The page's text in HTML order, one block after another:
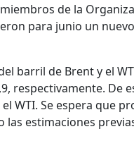
de la
para junio un
barril de Brent y el
respectivamente.
el WTI. Se espera que
las estimaciones